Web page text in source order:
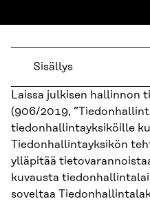
Sisällys
Laissa julkisen hallinnon
(906/2019,
tiedonhallintayksiköille
Tiedonhallintayksikön
ylläpitää
kuvausta
soveltaa